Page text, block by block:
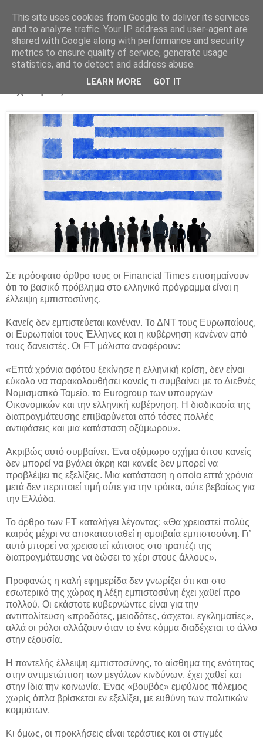
Parakato.gr
Σε εξέλιξη ο «βουβός» εμφύλιος
Σε πρόσφατο άρθρο τους οι Financial Times επισημαίνουν
ότι το βασικό πρόβλημα στο ελληνικό πρόγραμμα είναι η
έλλειψη εμπιστοσύνης.
Κανείς δεν εμπιστεύεται κανέναν. Το ΔΝΤ τους Ευρωπαίους,
οι Ευρωπαίοι τους Έλληνες και η κυβέρνηση κανέναν από
τους δανειστές. Οι FT μάλιστα αναφέρουν:
«Επτά χρόνια αφότου ξεκίνησε η ελληνική κρίση, δεν είναι
εύκολο να παρακολουθήσει κανείς τι συμβαίνει με το Διεθνές
Νομισματικό Ταμείο, το Eurogroup των υπουργών
Οικονομικών και την ελληνική κυβέρνηση. Η διαδικασία της
διαπραγμάτευσης επιβαρύνεται από τόσες πολλές
αντιφάσεις και μια κατάσταση οξύμωρου».
Ακριβώς αυτό συμβαίνει. Ένα οξύμωρο σχήμα όπου κανείς
δεν μπορεί να βγάλει άκρη και κανείς δεν μπορεί να
προβλέψει τις εξελίξεις. Μια κατάσταση η οποία επτά χρόνια
μετά δεν περιποιεί τιμή ούτε για την τρόικα, ούτε βεβαίως για
την Ελλάδα.
Το άρθρο των FT καταλήγει λέγοντας: «Θα χρειαστεί πολύς
καιρός μέχρι να αποκατασταθεί η αμοιβαία εμπιστοσύνη. Γι’
αυτό μπορεί να χρειαστεί κάποιος στο τραπέζι της
διαπραγμάτευσης να δώσει το χέρι στους άλλους».
Προφανώς η καλή εφημερίδα δεν γνωρίζει ότι και στο
εσωτερικό της χώρας η λέξη εμπιστοσύνη έχει χαθεί προ
πολλού. Οι εκάστοτε κυβερνώντες είναι για την
αντιπολίτευση «προδότες, μειοδότες, άσχετοι, εγκληματίες»,
αλλά οι ρόλοι αλλάζουν όταν το ένα κόμμα διαδέχεται το άλλο
στην εξουσία.
Η παντελής έλλειψη εμπιστοσύνης, το αίσθημα της ενότητας
στην αντιμετώπιση των μεγάλων κινδύνων, έχει χαθεί και
στην ίδια την κοινωνία. Ένας «βουβός» εμφύλιος πόλεμος
χωρίς όπλα βρίσκεται εν εξελίξει, με ευθύνη των πολιτικών
κομμάτων.
Κι όμως, οι προκλήσεις είναι τεράστιες και οι στιγμές
This site uses cookies from Google to deliver its services
and to analyze traffic. Your IP address and user-agent are
shared with Google along with performance and security
metrics to ensure quality of service, generate usage
statistics, and to detect and address abuse.
LEARN MORE GOT IT